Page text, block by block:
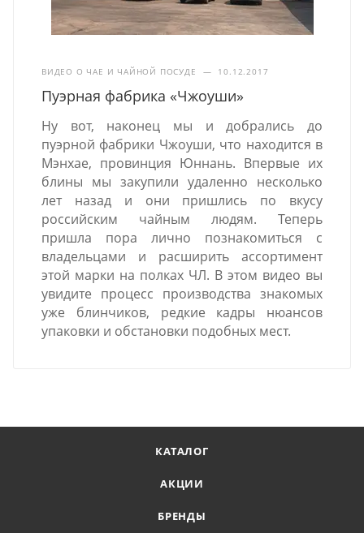
ВИДЕО О ЧАЕ И ЧАЙНОЙ ПОСУДЕ — 10.12.2017
Пуэрная фабрика «Чжоуши»
Ну вот, наконец мы и добрались до
пуэрной фабрики Чжоуши, что находится в
Мэнхае, провинция Юннань. Впервые их
блины мы закупили удаленно несколько
лет назад и они пришлись по вкусу
российским чайным людям. Теперь
пришла пора лично познакомиться с
владельцами и расширить ассортимент
этой марки на полках ЧЛ. В этом видео вы
увидите процесс производства знакомых
уже блинчиков, редкие кадры нюансов
упаковки и обстановки подобных мест.
КАТАЛОГ
АКЦИИ
БРЕНДЫ